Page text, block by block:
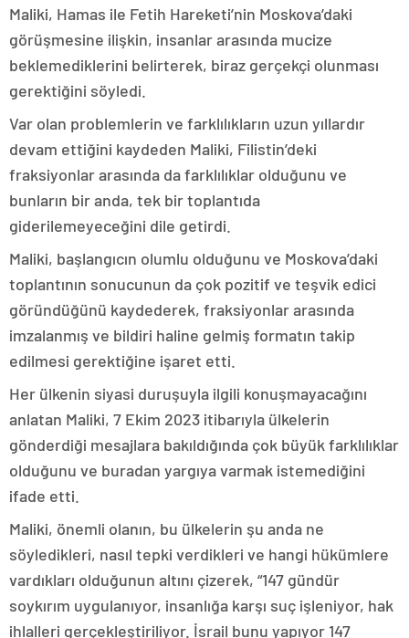
Maliki, Hamas ile Fetih Hareketi’nin Moskova’daki
görüşmesine ilişkin, insanlar arasında mucize
beklemediklerini belirterek, biraz gerçekçi olunması
gerektiğini söyledi.
Var olan problemlerin ve farklılıkların uzun yıllardır
devam ettiğini kaydeden Maliki, Filistin’deki
fraksiyonlar arasında da farklılıklar olduğunu ve
bunların bir anda, tek bir toplantıda
giderilemeyeceğini dile getirdi.
Maliki, başlangıcın olumlu olduğunu ve Moskova’daki
toplantının sonucunun da çok pozitif ve teşvik edici
göründüğünü kaydederek, fraksiyonlar arasında
imzalanmış ve bildiri haline gelmiş formatın takip
edilmesi gerektiğine işaret etti.
Her ülkenin siyasi duruşuyla ilgili konuşmayacağını
anlatan Maliki, 7 Ekim 2023 itibarıyla ülkelerin
gönderdiği mesajlara bakıldığında çok büyük farklılıklar
olduğunu ve buradan yargıya varmak istemediğini
ifade etti.
Maliki, önemli olanın, bu ülkelerin şu anda ne
söyledikleri, nasıl tepki verdikleri ve hangi hükümlere
vardıkları olduğunun altını çizerek, “147 gündür
soykırım uygulanıyor, insanlığa karşı suç işleniyor, hak
ihlalleri gerçekleştiriliyor. İsrail bunu yapıyor 147